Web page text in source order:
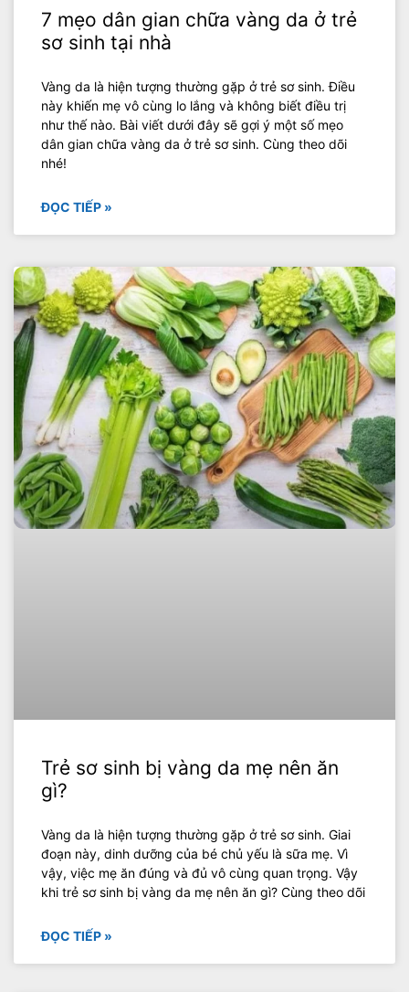
7 mẹo dân gian chữa vàng da ở trẻ
sơ sinh tại nhà
Vàng da là hiện tượng thường gặp ở trẻ sơ sinh. Điều
này khiến mẹ vô cùng lo lắng và không biết điều trị
như thế nào. Bài viết dưới đây sẽ gợi ý một số mẹo
dân gian chữa vàng da ở trẻ sơ sinh. Cùng theo dõi
nhé!
ĐỌC TIẾP »
Trẻ sơ sinh bị vàng da mẹ nên ăn
gì?
Vàng da là hiện tượng thường gặp ở trẻ sơ sinh. Giai
đoạn này, dinh dưỡng của bé chủ yếu là sữa mẹ. Vì
vậy, việc mẹ ăn đúng và đủ vô cùng quan trọng. Vậy
khi trẻ sơ sinh bị vàng da mẹ nên ăn gì? Cùng theo dõi
ĐỌC TIẾP »